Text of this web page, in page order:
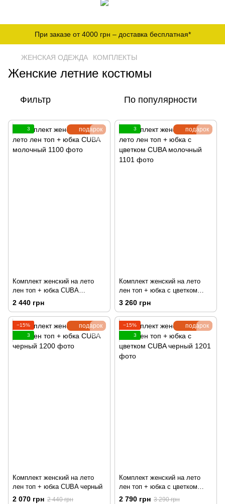
При заказе от 4000 грн – доставка бесплатная*
ЖЕНСКАЯ ОДЕЖДА КОМПЛЕКТЫ
Женские летние костюмы
Фильтр По популярности
подарок
3
Комплект женский на лето
лен топ + юбка CUBA
молочный
2 440 грн
подарок
3
Комплект женский на лето
лен топ + юбка с цветком
CUBA молочный
3 260 грн
подарок
−15%
3
Комплект женский на лето
лен топ + юбка CUBA черный
2 070 грн 2 440 грн
подарок
−15%
3
Комплект женский на лето
лен топ + юбка с цветком
CUBA черный
2 790 грн 3 290 грн